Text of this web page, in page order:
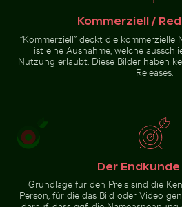
Zur Stock-Kollektion
Kommerziell /
“Kommerziell” deckt die kommerzielle
ist eine Ausnahme, welche
Nutzung erlaubt. Diese Bilder haben
Releases.
Der
Grundlage für den Preis sind die
Person, für die das Bild oder Video